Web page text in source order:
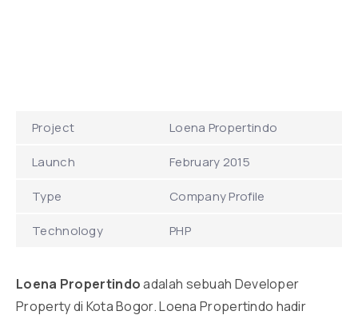
Project Loena Propertindo
Launch February 2015
Type Company Profile
Technology PHP
Loena Propertindoadalah sebuah Developer
Property di Kota Bogor. Loena Propertindo hadir